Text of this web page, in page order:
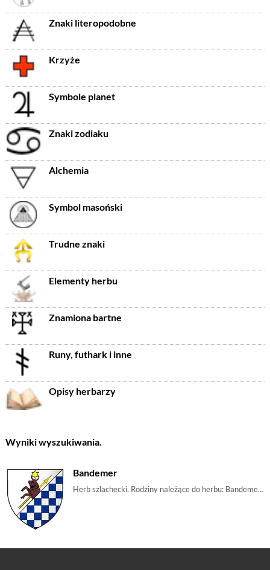
Znaki literopodobne
Krzyże
Symbole planet
Znaki zodiaku
Alchemia
Symbol masoński
Trudne znaki
Elementy herbu
Znamiona bartne
Runy, futhark i inne
Opisy herbarzy
Wyniki wyszukiwania.
Bandemer
Herb szlachecki. Rodziny należące do herbu: Bandemer | m_szachownica, m_byk, m_gwiazda, m_włócznia, m_oszczep, m_bawół